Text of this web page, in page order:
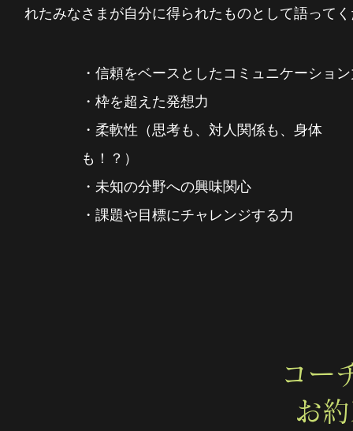
れたみなさまが自分に得られたものとして語って
・信頼をベースとしたコミュニケーショ
・枠を超えた発想力
・柔軟性（思考も、対人関係も、身体
も！？）
・未知の分野への興味関心
・課題や目標にチャレンジする力
コー
お